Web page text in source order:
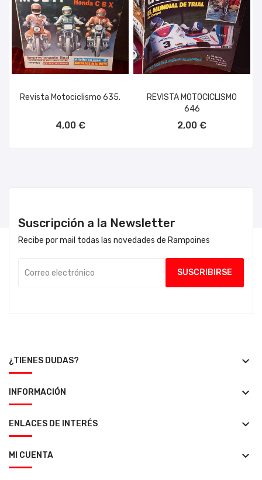
Revista Motociclismo 635.
4,00 €
REVISTA MOTOCICLISMO
646
2,00 €
Suscripción a la Newsletter
Recibe por mail todas las novedades de Rampoines
¿TIENES DUDAS? keyboard_arrow_down
INFORMACIÓN keyboard_arrow_down
ENLACES DE INTERÉS keyboard_arrow_down
MI CUENTA keyboard_arrow_down